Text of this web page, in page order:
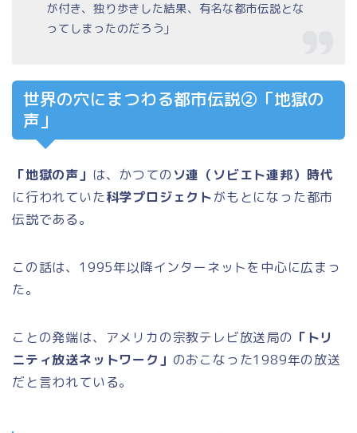
が付き、独り歩きした結果、有名な都市伝説とな
ってしまったのだろう」
世界の穴にまつわる都市伝説②「地獄の
声」
「地獄の声」 は、かつてのソ連（ソビエト連邦）時代
に行われていた科学プロジェクトがもとになった都市
伝説である。
この話は、1995年以降インターネットを中心に広まっ
た。
ことの発端は、アメリカの宗教テレビ放送局の 「トリ
ニティ放送ネットワーク」 のおこなった1989年の放送
だと言われている。